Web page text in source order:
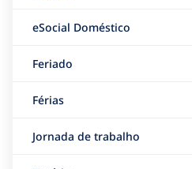
eSocial Doméstico
Feriado
Férias
Jornada de trabalho